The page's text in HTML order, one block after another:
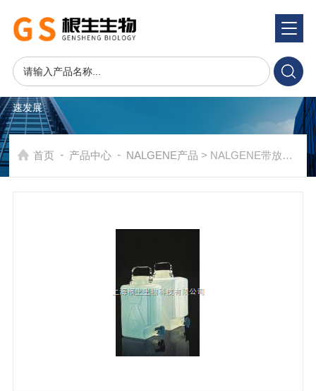
产品系统 PRODUCTS SYSTEM
速发展
首页 - 产品中心 - NALGENE产品 > NALGENE带放水可高温高压灭菌的矩形细口大瓶2321-0050